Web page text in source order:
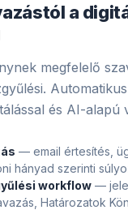
a
megfelelő
és AI-alapú
— email értesítés,
hányad szerinti
workflow —
Határozatok